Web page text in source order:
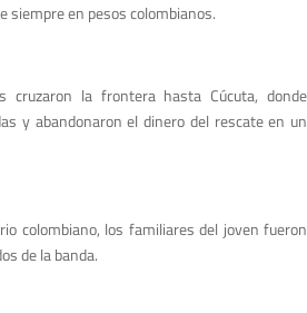
siempre en pesos colombianos.
cruzaron la frontera hasta Cúcuta, donde
y abandonaron el dinero del rescate en un
colombiano, los familiares del joven fueron
de la banda.